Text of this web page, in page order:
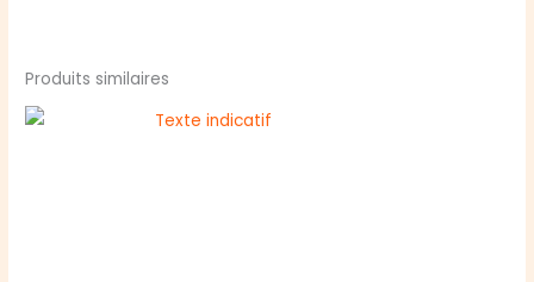
Produits similaires